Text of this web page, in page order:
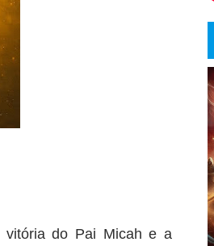
vitória do Pai Micah e a